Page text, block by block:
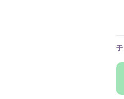
于